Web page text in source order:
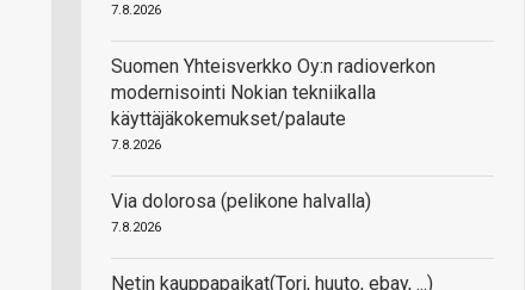
7.8.2026
Suomen Yhteisverkko Oy:n radioverkon
modernisointi Nokian tekniikalla
käyttäjäkokemukset/palaute
7.8.2026
Via dolorosa (pelikone halvalla)
7.8.2026
Netin kauppapaikat(Tori, huuto, ebay, ...)